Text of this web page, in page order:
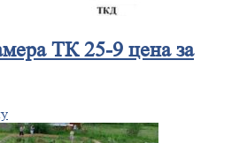
ТК 25-9 цена за